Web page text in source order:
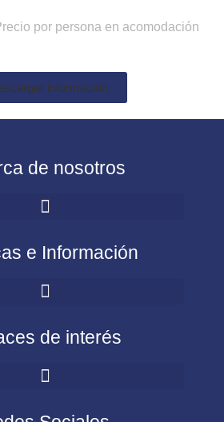
por persona en acomodación
información
de nosotros
e Información
de interés